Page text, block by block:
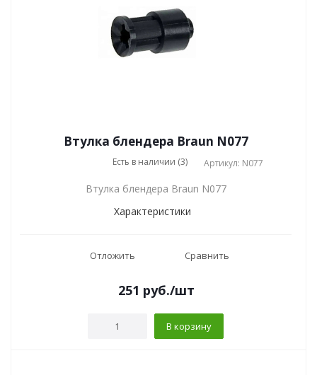
Втулка блендера Braun N077
Есть в наличии (3) Артикул: N077
Втулка блендера Braun N077
Характеристики
Отложить Сравнить
251 руб./шт
В корзину